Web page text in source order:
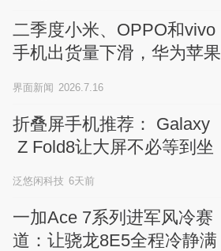
二季度小米、OPPO和vivo
手机出货量下滑，华为苹果
界面新闻 2026.7.16
折叠屏手机推荐： Galaxy
Z Fold8让大屏不必等到坐
泛悠闲科技 6天前
一加Ace 7系列进军风冷赛
道：让骁龙8E5全程冷静满